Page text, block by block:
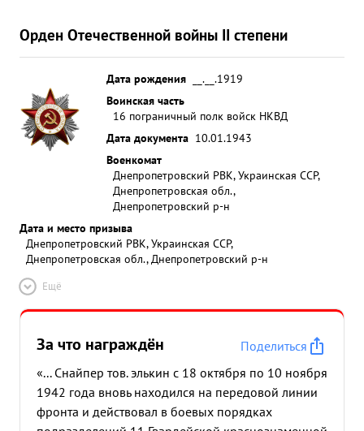
Орден Отечественной войны II степени
Дата рождения
__.__.1919
Воинская часть
16 пограничный полк войск НКВД
Дата документа 10.01.1943
Военкомат
Днепропетровский РВК, Украинская ССР,
Днепропетровская обл.,
Днепропетровский р-н
Дата и место призыва
Днепропетровский РВК, Украинская ССР,
Днепропетровская обл., Днепропетровский р-н
Ещё
За что награждён
Поделиться
«... Снайпер тов. элькин с 18 октября по 10 ноября
1942 года вновь находился на передовой линии
фронта и действовал в боевых порядках